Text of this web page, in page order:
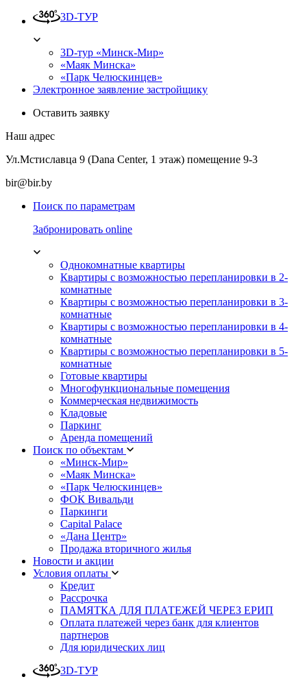
3D-ТУР
3D-тур «Минск-Мир»
«Маяк Минска»
«Парк Челюскинцев»
Электронное заявление застройщику
Оставить заявку
Наш адрес
Ул.Мстиславца 9 (Dana Center, 1 этаж) помещение 9-3
bir@bir.by
Поиск по параметрам
Забронировать online
Однокомнатные квартиры
Квартиры с возможностью перепланировки в 2-
комнатные
Квартиры с возможностью перепланировки в 3-
комнатные
Квартиры с возможностью перепланировки в 4-
комнатные
Квартиры с возможностью перепланировки в 5-
комнатные
Готовые квартиры
Многофункциональные помещения
Коммерческая недвижимость
Кладовые
Паркинг
Аренда помещений
Поиск по объектам
«Минск-Мир»
«Маяк Минска»
«Парк Челюскинцев»
ФОК Вивальди
Паркинги
Capital Palace
«Дана Центр»
Продажа вторичного жилья
Новости и акции
Условия оплаты
Кредит
Рассрочка
ПАМЯТКА ДЛЯ ПЛАТЕЖЕЙ ЧЕРЕЗ ЕРИП
Оплата платежей через банк для клиентов
партнеров
Для юридических лиц
3D-ТУР